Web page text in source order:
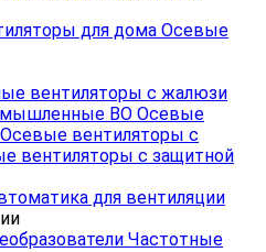
для дома Осевые
вентиляторы с жалюзи
ВО Осевые
Осевые вентиляторы с
вентиляторы с защитной
для вентиляции
Частотные